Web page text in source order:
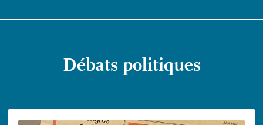
Débats politiques